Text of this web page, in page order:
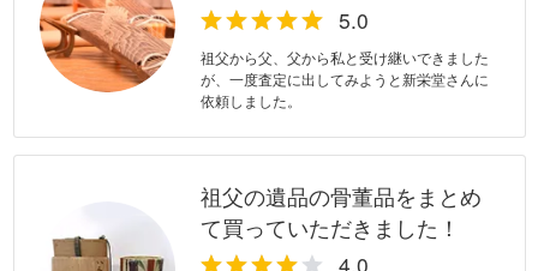
祖父から父、父から私と受け継いできました
が、一度査定に出してみようと新栄堂さんに
依頼しました。
祖父の遺品の骨董品をまとめ
て買っていただきました！